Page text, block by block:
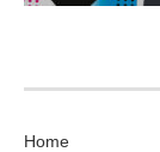
Home